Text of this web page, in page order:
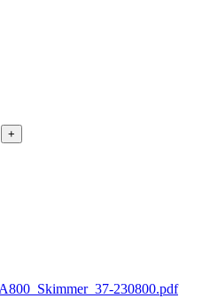
230800.pdf